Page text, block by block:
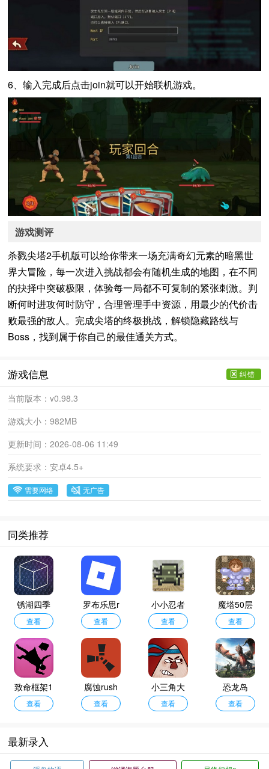
6、输入完成后点击join就可以开始联机游戏。
游戏测评
杀戮尖塔2手机版可以给你带来一场充满奇幻元素的暗黑世
界大冒险，每一次进入挑战都会有随机生成的地图，在不同
的抉择中突破极限，体验每一局都不可复制的紧张刺激。判
断何时进攻何时防守，合理管理手中资源，用最少的代价击
败最强的敌人。完成尖塔的终极挑战，解锁隐藏路线与
Boss，找到属于你自己的最佳通关方式。
游戏信息
当前版本：v0.98.3
游戏大小：982MB
更新时间：2026-08-06 11:49
系统要求：安卓4.5+
需要网络 无广告
纠错
同类推荐
锈湖四季
汉化版
查看
罗布乐思r
oblox
查看
小小忍者
单机版
查看
魔塔50层
手机版
查看
致命框架1
查看
腐蚀rush
手机版
查看
小三角大
英雄
查看
恐龙岛
查看
最新录入